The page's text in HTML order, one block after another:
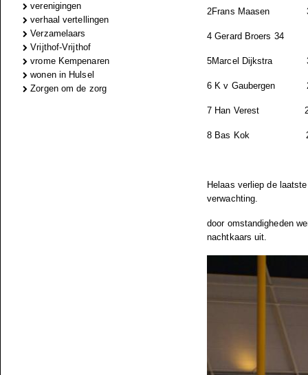
verenigingen
verhaal vertellingen
Verzamelaars
Vrijthof-Vrijthof
vrome Kempenaren
wonen in Hulsel
Zorgen om de zorg
2Frans Maasen
4 Gerard Broers 34
5Marcel Dijkstra
6 K v Gaubergen
7 Han Verest
8 Bas Kok
Helaas verliep de
verwachting.
door omstandigheden
nachtkaars uit.